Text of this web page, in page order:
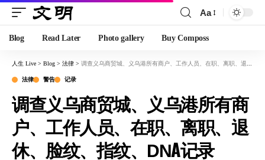
Aa
Blog Read Later Photo gallery Buy Composs
人生 Live > Blog > 法律 > 调查义乌商贸城、义乌港所有商户、工作人员、在职、离职、退休、脸纹、指纹、DNA记录
法律 警告 记录
调查义乌商贸城、义乌港所有商
户、工作人员、在职、离职、退
休、脸纹、指纹、DNA记录